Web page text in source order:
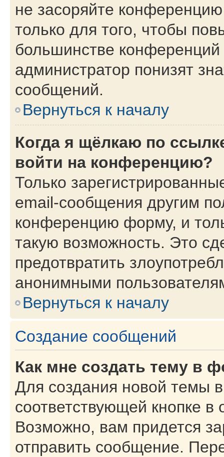
не засоряйте
только для того, чтобы
большинстве
администратор понизят
сообщений.
Вернуться к началу
Когда я щёлкаю по
войти на конференцию?
Только
email-сообщения другим
конференцию форму, и
такую возможность. Это
предотвратить
анонимными
Вернуться к началу
Создание сообщений
Как мне создать тему в
Для создания новой темы
соответствующей кнопке
Возможно, вам придется
отправить сообщение.